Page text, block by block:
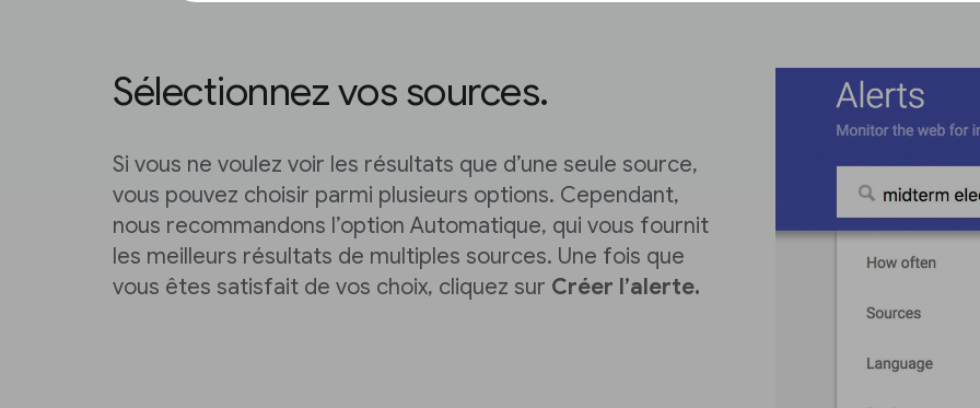
Sélectionnez vos sources.
Si vous ne voulez voir les résultats que d’une seule source,
vous pouvez choisir parmi plusieurs options. Cependant,
nous recommandons l’option Automatique, qui vous fournit
les meilleurs résultats de multiples sources. Une fois que
vous êtes satisfait de vos choix, cliquez sur Créer l’alerte.